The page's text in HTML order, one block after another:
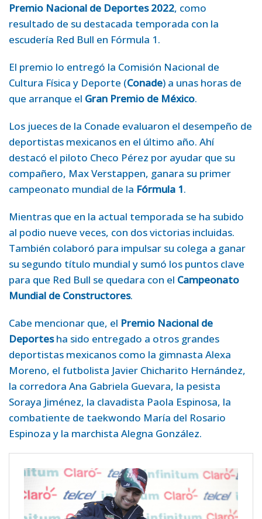
Premio Nacional de Deportes 2022, como
resultado de su destacada temporada con la
escudería Red Bull en Fórmula 1.
El premio lo entregó la Comisión Nacional de
Cultura Física y Deporte (Conade) a unas horas de
que arranque el Gran Premio de México.
Los jueces de la Conade evaluaron el desempeño de
deportistas mexicanos en el último año. Ahí
destacó el piloto Checo Pérez por ayudar que su
compañero, Max Verstappen, ganara su primer
campeonato mundial de la Fórmula 1.
Mientras que en la actual temporada se ha subido
al podio nueve veces, con dos victorias incluidas.
También colaboró para impulsar su colega a ganar
su segundo título mundial y sumó los puntos clave
para que Red Bull se quedara con el Campeonato
Mundial de Constructores.
Cabe mencionar que, el Premio Nacional de
Deportesha sido entregado a otros grandes
deportistas mexicanos como la gimnasta Alexa
Moreno, el futbolista Javier Chicharito Hernández,
la corredora Ana Gabriela Guevara, la pesista
Soraya Jiménez, la clavadista Paola Espinosa, la
combatiente de taekwondo María del Rosario
Espinoza y la marchista Alegna González.